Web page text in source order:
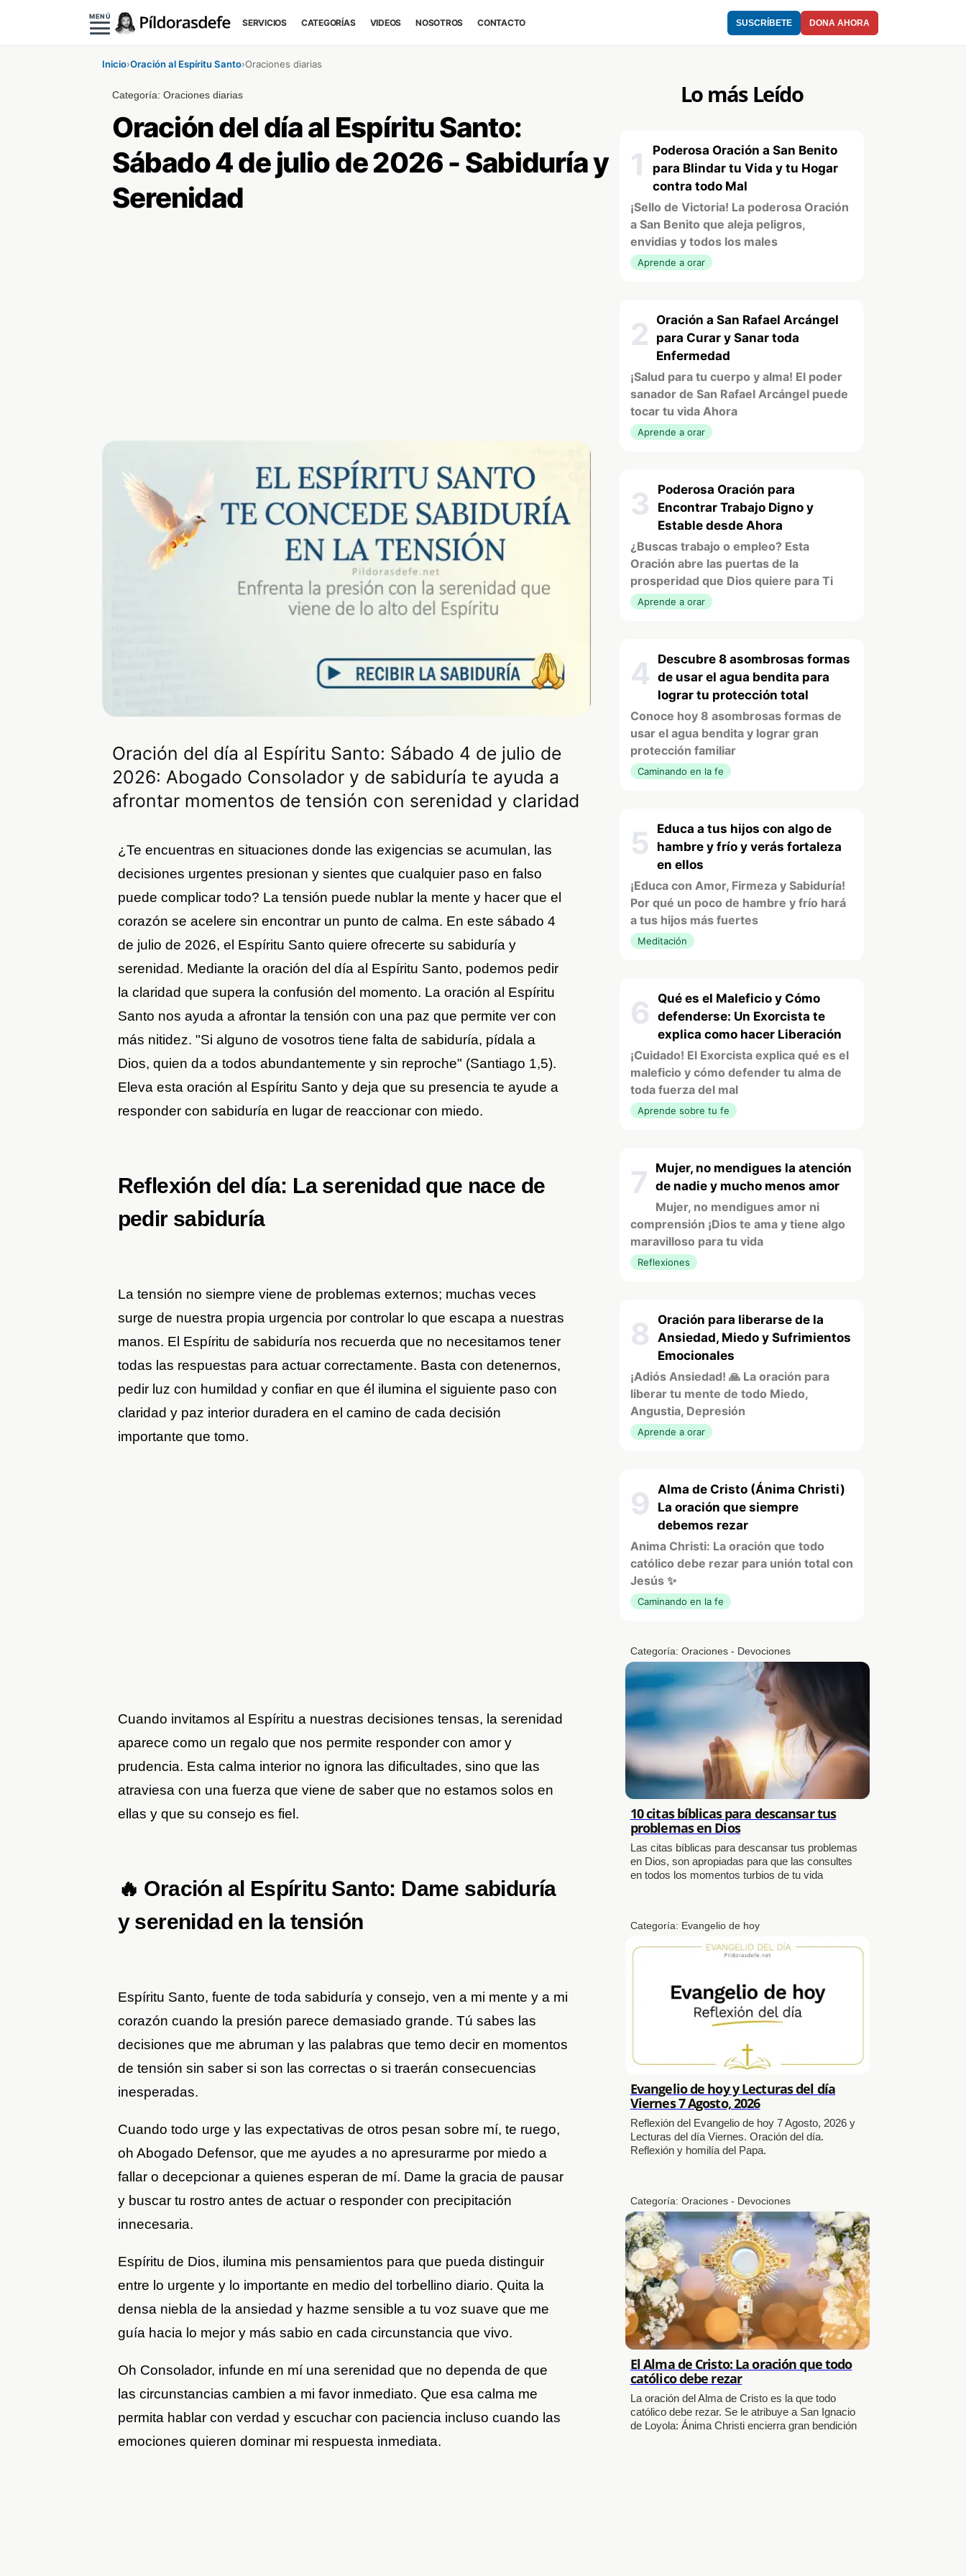
MENÚ
SERVICIOS CATEGORÍAS VIDEOS NOSOTROS CONTACTO SUSCRÍBETE DONA AHORA
Inicio›Oración al Espíritu Santo›Oraciones diarias
Categoría:Oraciones diarias
Oración del día al Espíritu Santo:
Sábado 4 de julio de 2026 - Sabiduría y
Serenidad
Oración del día al Espíritu Santo: Sábado 4 de julio de
2026: Abogado Consolador y de sabiduría te ayuda a
afrontar momentos de tensión con serenidad y claridad
¿Te encuentras en situaciones donde las exigencias se acumulan, las
decisiones urgentes presionan y sientes que cualquier paso en falso
puede complicar todo? La tensión puede nublar la mente y hacer que el
corazón se acelere sin encontrar un punto de calma. En este sábado 4
de julio de 2026, el Espíritu Santo quiere ofrecerte su sabiduría y
serenidad. Mediante la oración del día al Espíritu Santo, podemos pedir
la claridad que supera la confusión del momento. La oración al Espíritu
Santo nos ayuda a afrontar la tensión con una paz que permite ver con
más nitidez. "Si alguno de vosotros tiene falta de sabiduría, pídala a
Dios, quien da a todos abundantemente y sin reproche" (Santiago 1,5).
Eleva esta oración al Espíritu Santo y deja que su presencia te ayude a
responder con sabiduría en lugar de reaccionar con miedo.
Reflexión del día: La serenidad que nace de
pedir sabiduría
La tensión no siempre viene de problemas externos; muchas veces
surge de nuestra propia urgencia por controlar lo que escapa a nuestras
manos. El Espíritu de sabiduría nos recuerda que no necesitamos tener
todas las respuestas para actuar correctamente. Basta con detenernos,
pedir luz con humildad y confiar en que él ilumina el siguiente paso con
claridad y paz interior duradera en el camino de cada decisión
importante que tomo.
Cuando invitamos al Espíritu a nuestras decisiones tensas, la serenidad
aparece como un regalo que nos permite responder con amor y
prudencia. Esta calma interior no ignora las dificultades, sino que las
atraviesa con una fuerza que viene de saber que no estamos solos en
ellas y que su consejo es fiel.
🔥 Oración al Espíritu Santo: Dame sabiduría
y serenidad en la tensión
Espíritu Santo, fuente de toda sabiduría y consejo, ven a mi mente y a mi
corazón cuando la presión parece demasiado grande. Tú sabes las
decisiones que me abruman y las palabras que temo decir en momentos
de tensión sin saber si son las correctas o si traerán consecuencias
inesperadas.
Cuando todo urge y las expectativas de otros pesan sobre mí, te ruego,
oh Abogado Defensor, que me ayudes a no apresurarme por miedo a
fallar o decepcionar a quienes esperan de mí. Dame la gracia de pausar
y buscar tu rostro antes de actuar o responder con precipitación
innecesaria.
Espíritu de Dios, ilumina mis pensamientos para que pueda distinguir
entre lo urgente y lo importante en medio del torbellino diario. Quita la
densa niebla de la ansiedad y hazme sensible a tu voz suave que me
guía hacia lo mejor y más sabio en cada circunstancia que vivo.
Oh Consolador, infunde en mí una serenidad que no dependa de que
las circunstancias cambien a mi favor inmediato. Que esa calma me
permita hablar con verdad y escuchar con paciencia incluso cuando las
emociones quieren dominar mi respuesta inmediata.
Lo más Leído
1
Poderosa Oración a San Benito
para Blindar tu Vida y tu Hogar
contra todo Mal
¡Sello de Victoria! La poderosa Oración
a San Benito que aleja peligros,
envidias y todos los males
Aprende a orar
2 Oración a San Rafael Arcángel
para Curar y Sanar toda
Enfermedad
¡Salud para tu cuerpo y alma! El poder
sanador de San Rafael Arcángel puede
tocar tu vida Ahora
Aprende a orar
3
Poderosa Oración para
Encontrar Trabajo Digno y
Estable desde Ahora
¿Buscas trabajo o empleo? Esta
Oración abre las puertas de la
prosperidad que Dios quiere para Ti
Aprende a orar
4
Descubre 8 asombrosas formas
de usar el agua bendita para
lograr tu protección total
Conoce hoy 8 asombrosas formas de
usar el agua bendita y lograr gran
protección familiar
Caminando en la fe
5
Educa a tus hijos con algo de
hambre y frío y verás fortaleza
en ellos
¡Educa con Amor, Firmeza y Sabiduría!
Por qué un poco de hambre y frío hará
a tus hijos más fuertes
Meditación
6
Qué es el Maleficio y Cómo
defenderse: Un Exorcista te
explica como hacer Liberación
¡Cuidado! El Exorcista explica qué es el
maleficio y cómo defender tu alma de
toda fuerza del mal
Aprende sobre tu fe
7
Mujer, no mendigues la atención
de nadie y mucho menos amor
Mujer, no mendigues amor ni
comprensión ¡Dios te ama y tiene algo
maravilloso para tu vida
Reflexiones
8
Oración para liberarse de la
Ansiedad, Miedo y Sufrimientos
Emocionales
¡Adiós Ansiedad! 🙏 La oración para
liberar tu mente de todo Miedo,
Angustia, Depresión
Aprende a orar
9
Alma de Cristo (Ánima Christi)
La oración que siempre
debemos rezar
Anima Christi: La oración que todo
católico debe rezar para unión total con
Jesús ✨
Caminando en la fe
Categoría: Oraciones - Devociones
10 citas bíblicas para descansar tus
problemas en Dios
Las citas bíblicas para descansar tus problemas
en Dios, son apropiadas para que las consultes
en todos los momentos turbios de tu vida
Categoría: Evangelio de hoy
Evangelio de hoy y Lecturas del día
Viernes 7 Agosto, 2026
Reflexión del Evangelio de hoy 7 Agosto, 2026 y
Lecturas del día Viernes. Oración del día.
Reflexión y homilía del Papa.
Categoría: Oraciones - Devociones
El Alma de Cristo: La oración que todo
católico debe rezar
La oración del Alma de Cristo es la que todo
católico debe rezar. Se le atribuye a San Ignacio
de Loyola: Ánima Christi encierra gran bendición